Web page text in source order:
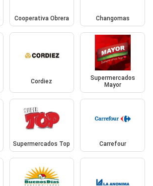
Cooperativa Obrera Changomas
Cordiez
Supermercados
Mayor
Supermercados Top Carrefour